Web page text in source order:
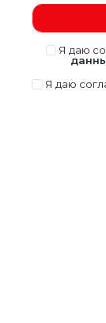
Я даю
Я даю